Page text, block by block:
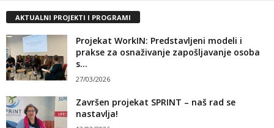
AKTUALNI PROJEKTI I PROGRAMI
Projekat WorkIN: Predstavljeni modeli i
prakse za osnaživanje zapošljavanje osoba
s...
27/03/2026
Završen projekat SPRINT – naš rad se
nastavlja!